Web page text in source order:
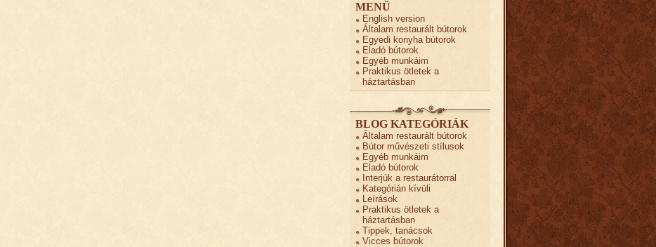
MENÜ
English version
Általam restaurált bútorok
Egyedi konyha bútorok
Eladó bútorok
Egyéb munkáim
Praktikus ötletek a
háztartásban
BLOG KATEGÓRIÁK
Általam restaurált bútorok
Bútor művészeti stílusok
Egyéb munkáim
Eladó bútorok
Interjúk a restaurátorral
Kategórián kívüli
Leírások
Praktikus ötletek a
háztartásban
Tippek, tanácsok
Vicces bútorok